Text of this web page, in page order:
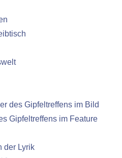
des Gipfeltreffens im Bild
Gipfeltreffens im Feature
der Lyrik